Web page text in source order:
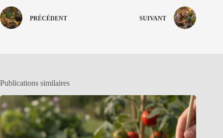
PRÉCÉDENT SUIVANT
Publications similaires